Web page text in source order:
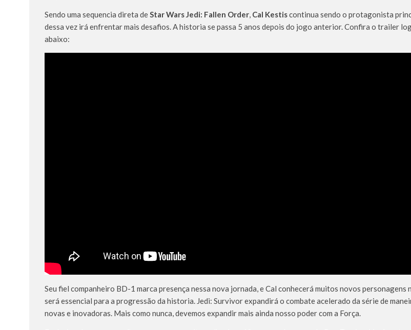
Sendo uma sequencia direta deStar Wars Jedi: Fallen Order, Cal Kestiscontinua sendo o protagonista
dessa vez irá enfrentar mais desafios. A historia se passa 5 anos depois do jogo anterior. Confira o trailer
abaixo:
Seu fiel companheiro BD-1 marca presença nessa nova jornada, e Cal conhecerá muitos novos personagens
será essencial para a progressão da historia. Jedi: Survivor expandirá o combate acelerado da série de
novas e inovadoras. Mais como nunca, devemos expandir mais ainda nosso poder com a Força.